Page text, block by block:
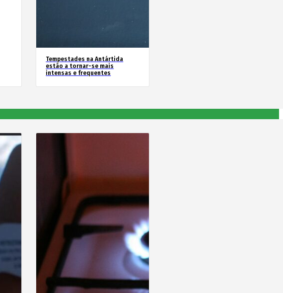
Tempestades na Antártida
estão a tornar-se mais
intensas e frequentes